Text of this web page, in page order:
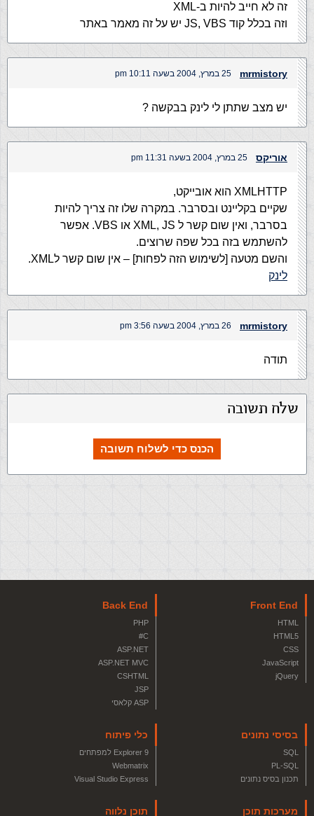
זה לא חייב להיות ב-XML
וזה בכלל קוד JS, VBS יש על זה מאמר באתר
mrmistory 25 במרץ, 2004 בשעה 10:11 pm
יש מצב שתתן לי לינק בבקשה ?
אוריקס 25 במרץ, 2004 בשעה 11:31 pm
XMLHTTP הוא אובייקט,
שקיים בקליינט ובסרבר. במקרה שלו זה צריך להיות
בסרבר, ואין שום קשר ל XML, JS או VBS. אפשר
להשתמש בזה בכל שפה שרוצים.
והשם מטעה [לשימוש הזה לפחות] – אין שום קשר לXML.
לינק
mrmistory 26 במרץ, 2004 בשעה 3:56 pm
תודה
שלח תשובה
הכנס כדי לשלוח תשובה
Front End
HTML
HTML5
CSS
JavaScript
jQuery
Back End
PHP
C#
ASP.NET
ASP.NET MVC
CSHTML
JSP
ASP קלאסי
בסיסי נתונים
SQL
PL-SQL
תכנון בסיס נתונים
כלי פיתוח
Explorer 9 למפתחים
Webmatrix
Visual Studio Express
מערכות תוכן תוכן נלווה